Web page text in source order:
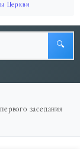
Церкви
🔍
заседания